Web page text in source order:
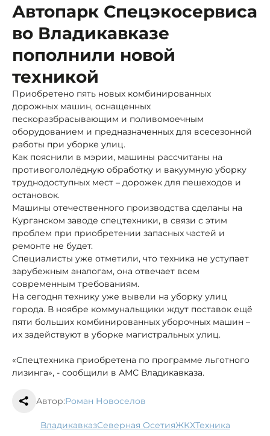
Автопарк Спецэкосервиса
во Владикавказе
пополнили новой
техникой
Приобретено пять новых комбинированных
дорожных машин, оснащенных
пескоразбрасывающим и поливомоечным
оборудованием и предназначенных для всесезонной
работы при уборке улиц.
Как пояснили в мэрии, машины рассчитаны на
противогололёдную обработку и вакуумную уборку
труднодоступных мест – дорожек для пешеходов и
остановок.
Машины отечественного производства сделаны на
Курганском заводе спецтехники, в связи с этим
проблем при приобретении запасных частей и
ремонте не будет.
Специалисты уже отметили, что техника не уступает
зарубежным аналогам, она отвечает всем
современным требованиям.
На сегодня технику уже вывели на уборку улиц
города. В ноябре коммунальщики ждут поставок ещё
пяти больших комбинированных уборочных машин –
их задействуют в уборке магистральных улиц.
«Спецтехника приобретена по программе льготного
лизинга», - сообщили в АМС Владикавказа.
Автор:Роман Новоселов
Владикавказ Северная Осетия ЖКХ техника